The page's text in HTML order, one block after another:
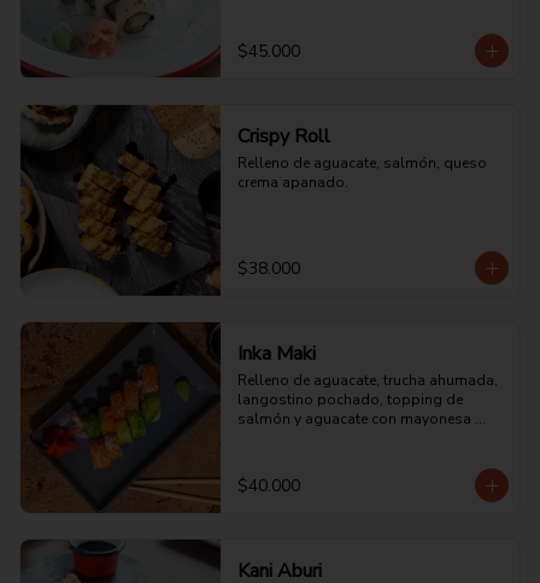
$45.000
Crispy Roll
Relleno de aguacate, salmón, queso
crema apanado.
$38.000
Inka Maki
Relleno de aguacate, trucha ahumada,
langostino pochado, topping de
salmón y aguacate con mayonesa
$40.000
Kani Aburi